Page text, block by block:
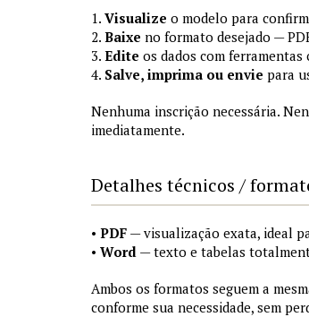
1. Visualize o modelo para
2. Baixe no formato desejado —
3. Edite os dados com
4. Salve, imprima ou envie para
Nenhuma inscrição necessária.
imediatamente.
Detalhes técnicos /
• PDF — visualização exata, ideal
• Word — texto e tabelas
Ambos os formatos seguem a
conforme sua necessidade, sem